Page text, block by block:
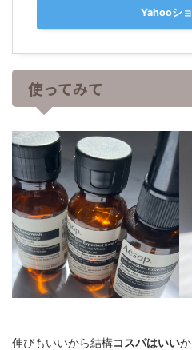
Yahooシ
使ってみて
伸びもいいから結構コスパはいいか